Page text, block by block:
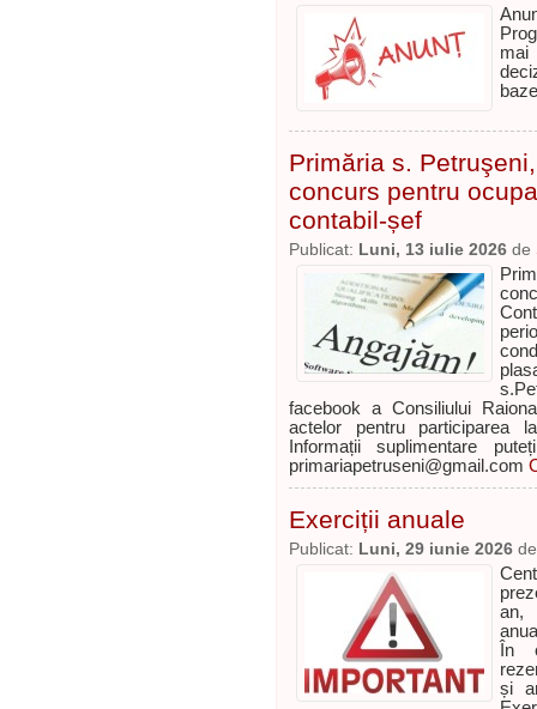
mai
Primăria s.
concurs pentru
contabil-șef
Publicat: Luni, 13 iulie 2026 de
facebook a Consiliului
actelor pentru participarea
Informații suplimentare
primariapetruseni@gmail.com
Exerciții anuale
Publicat: Luni, 29 iunie 2026
an,
În
și